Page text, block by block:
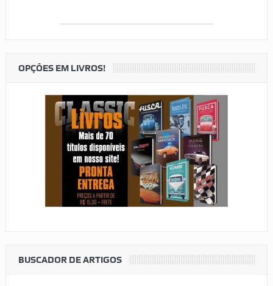
OPÇÕES EM LIVROS!
BUSCADOR DE ARTIGOS